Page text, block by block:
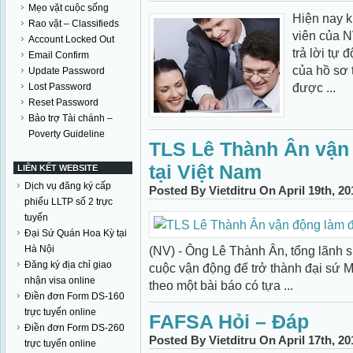
Mẹo vặt cuộc sống
Rao vặt – Classifieds
Account Locked Out
Email Confirm
Update Password
Lost Password
Reset Password
Bảo trợ Tài chánh –
Poverty Guideline
LIÊN KẾT WEBSITE
Dịch vụ đăng ký cấp
phiếu LLTP số 2 trực
tuyến
Đại Sứ Quán Hoa Kỳ tại
Hà Nội
Đăng ký địa chỉ giao
nhận visa online
Điền đơn Form DS-160
trực tuyến online
Điền đơn Form DS-260
trực tuyến online
Hiện nay
viên của
trả lời tự
của hồ sơ
được ...
TLS Lê Thành Ân
tại Việt Nam
Posted By Vietditru On April 19th,
(NV) - Ông Lê Thành Ân, tổng lãnh
cuộc vận động để trở thành đại sứ
theo một bài báo có tựa ...
FAFSA Hỏi – Đáp
Posted By Vietditru On April 17th,